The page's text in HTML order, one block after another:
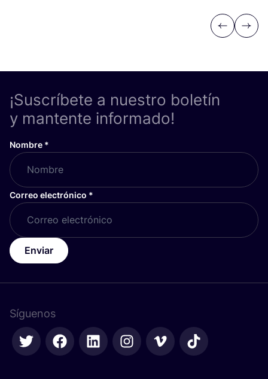
Previous
Next
¡Suscríbete a nuestro boletín
y mantente informado!
Nombre *
Correo electrónico *
Enviar
Síguenos